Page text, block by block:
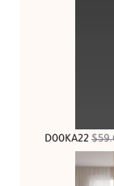
D00KA22 $